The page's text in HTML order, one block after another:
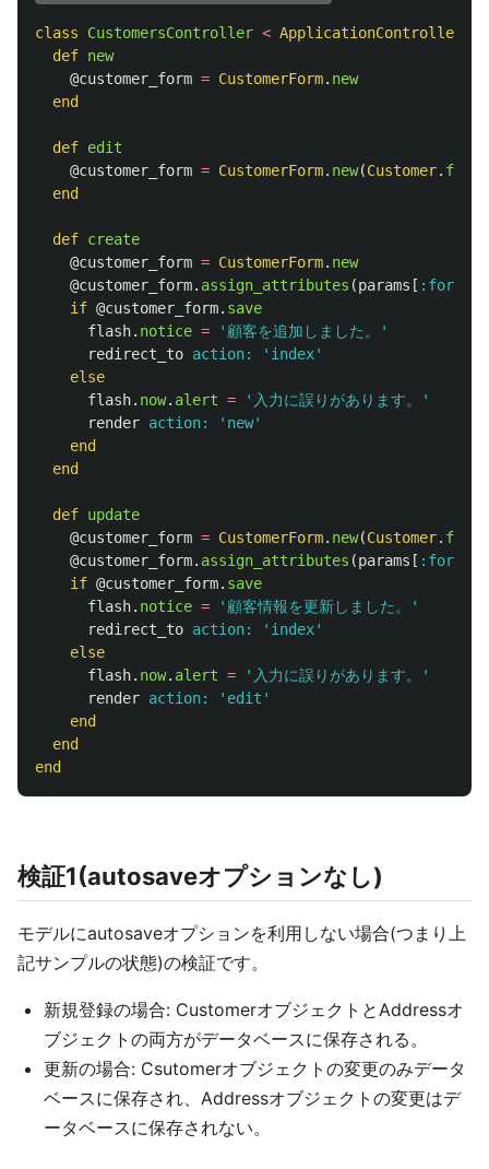
class CustomersController < ApplicationController
def new
@customer_form = CustomerForm. new
end
def edit
@customer_form = CustomerForm. new(Customer. find
end
def create
@customer_form = CustomerForm. new
@customer_form. assign_attributes (params [ :form
if @customer_form. save
flash. notice =
'顧客を追加しました。'
redirect_to action:
'index'
else
flash. now. alert =
'入力に誤りがあります。'
render action:
'new'
end
end
def update
@customer_form = CustomerForm. new(Customer. find
@customer_form. assign_attributes (params [ :form
if @customer_form. save
flash. notice =
'顧客情報を更新しました。'
redirect_to action:
'index'
else
flash. now. alert =
'入力に誤りがあります。'
render action:
'edit'
end
end
end
検証1(autosaveオプションなし)
モデルにautosaveオプションを利用しない場合(つまり上
記サンプルの状態)の検証です。
新規登録の場合: CustomerオブジェクトとAddressオ
ブジェクトの両方がデータベースに保存される。
更新の場合: Csutomerオブジェクトの変更のみデータ
ベースに保存され、Addressオブジェクトの変更はデ
ータベースに保存されない。